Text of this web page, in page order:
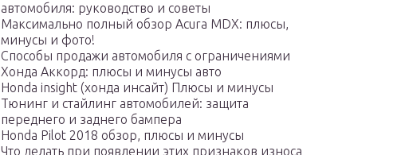
автомобиля: руководство и советы
Максимально полный обзор Acura MDX: плюсы,
минусы и фото!
Способы продажи автомобиля с ограничениями
Хонда Аккорд: плюсы и минусы авто
Honda insight (хонда инсайт) Плюсы и минусы
Тюнинг и стайлинг автомобилей: защита
переднего и заднего бампера
Honda Pilot 2018 обзор, плюсы и минусы
Что делать при появлении этих признаков износа